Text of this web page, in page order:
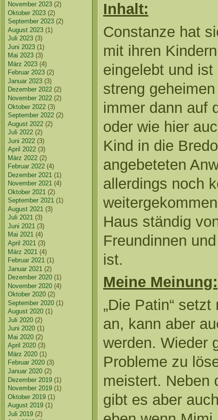
November 2023 (2)
Oktober 2023 (2)
September 2023 (2)
August 2023 (1)
Juli 2023 (3)
Juni 2023 (1)
Mai 2023 (3)
März 2023 (4)
Februar 2023 (2)
Januar 2023 (3)
Dezember 2022 (2)
November 2022 (2)
Oktober 2022 (3)
September 2022 (2)
August 2022 (2)
Juli 2022 (2)
Juni 2022 (3)
April 2022 (3)
März 2022 (2)
Februar 2022 (4)
Dezember 2021 (1)
November 2021 (4)
Oktober 2021 (2)
September 2021 (1)
August 2021 (3)
Juli 2021 (3)
Juni 2021 (3)
Mai 2021 (4)
April 2021 (3)
März 2021 (4)
Februar 2021 (1)
Januar 2021 (2)
Dezember 2020 (1)
November 2020 (4)
Oktober 2020 (2)
September 2020 (1)
August 2020 (1)
Juli 2020 (2)
Juni 2020 (1)
Mai 2020 (2)
April 2020 (3)
März 2020 (1)
Februar 2020 (3)
Januar 2020 (2)
Dezember 2019 (1)
November 2019 (1)
Oktober 2019 (1)
August 2019 (1)
Juli 2019 (2)
Inhalt:
Constanze hat
mit ihren
eingelebt und
streng
immer dann auf
oder wie hier
Kind in die
angebeteten
allerdings noch
Haus ständig
Freundinnen
ist.
Meine Meinung:
„Die Patin“
an, kann aber
werden. Wieder
Probleme zu
meistert. Neben
gibt es aber